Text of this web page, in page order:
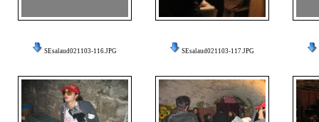
SEsalaud021103-116.JPG SEsalaud021103-117.JPG